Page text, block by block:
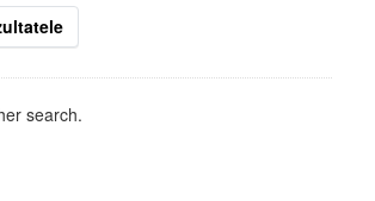
search.